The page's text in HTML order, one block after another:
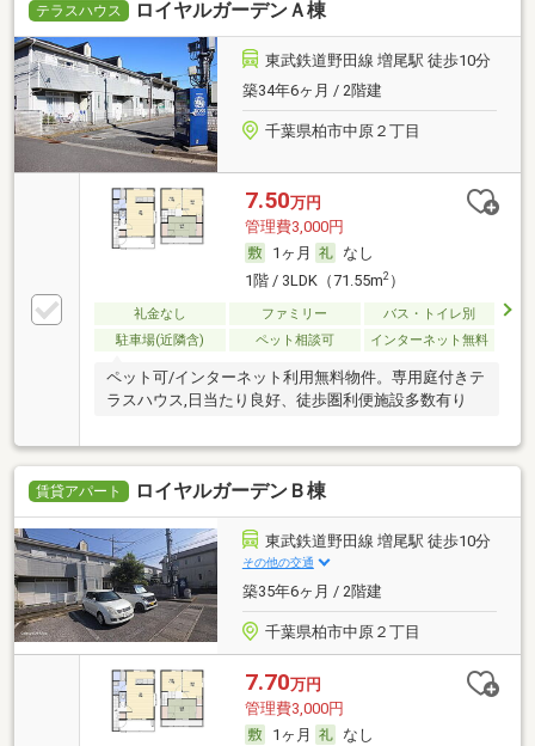
テラスハウス ロイヤルガーデンＡ棟
東武鉄道野田線 増尾駅 徒歩10分
築34年6ヶ月 / 2階建
千葉県柏市中原２丁目
7.50万円
管理費3,000円
1ヶ月
なし
1階 / 3LDK（71.55m2）
礼金なし ファミリー
バス・トイレ別
駐車場(近隣含)
ペット相談可 インターネット無料
ペット可/インターネット利用無料物件。専用庭付きテ
ラスハウス,日当たり良好、徒歩圏利便施設多数有り
賃貸アパート ロイヤルガーデンＢ棟
東武鉄道野田線 増尾駅 徒歩10分
その他の交通
築35年6ヶ月 / 2階建
千葉県柏市中原２丁目
7.70万円
管理費3,000円
1ヶ月
なし